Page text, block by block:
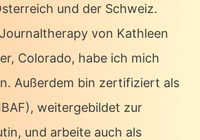
und der Schweiz.
von Kathleen
Colorado, habe ich mich
Außerdem bin zertifiziert als
weitergebildet zur
und arbeite auch als